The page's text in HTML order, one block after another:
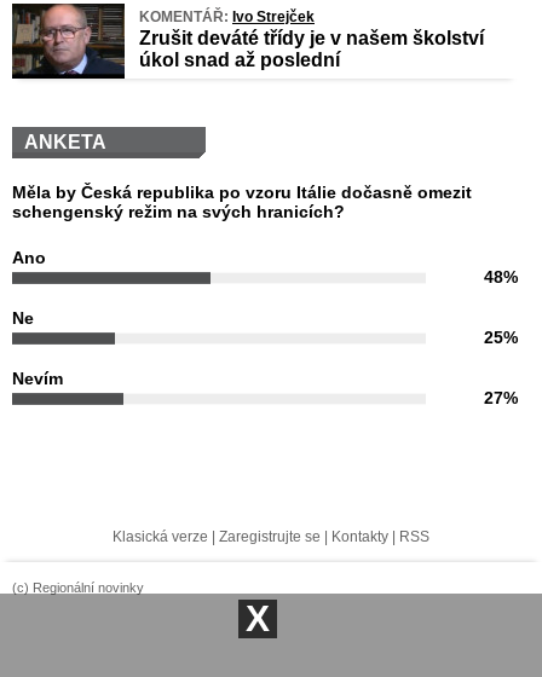
KOMENTÁŘ: Ivo Strejček
Zrušit deváté třídy je v našem školství
úkol snad až poslední
ANKETA
Měla by Česká republika po vzoru Itálie dočasně omezit
schengenský režim na svých hranicích?
Ano
48%
Ne
25%
Nevím
27%
Klasická verze Zaregistrujte se Kontakty RSS
(c) Regionální novinky
X